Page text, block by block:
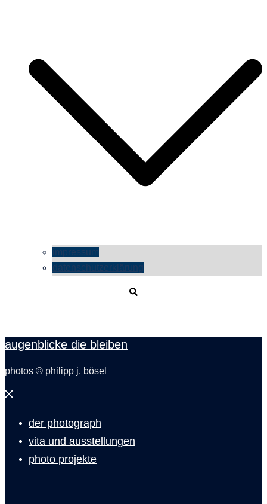
impressum
datenschutzerklärung
augenblicke die bleiben
photos © philipp j. bösel
Menü
der photograph
vita und ausstellungen
photo projekte